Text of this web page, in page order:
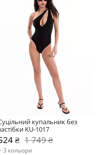
купальник без
KU-1017
₴ 1 749 ₴
3 кольори